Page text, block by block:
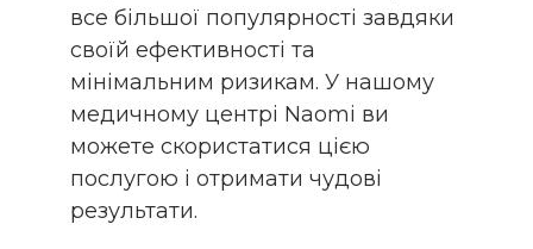
все більшої популярності завдяки
своїй ефективності та
мінімальним ризикам. У нашому
медичному центрі Naomi ви
можете скористатися цією
послугою і отримати чудові
результати.